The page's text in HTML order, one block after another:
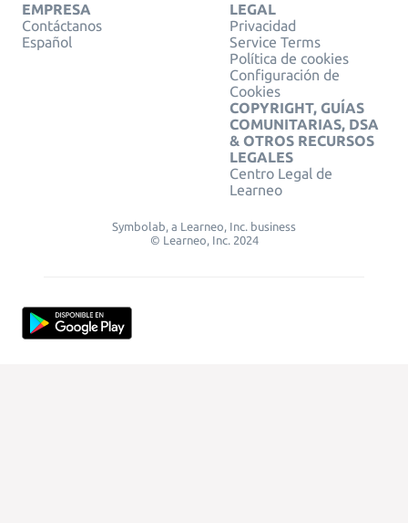
EMPRESA
Contáctanos
Español
LEGAL
Privacidad
Service Terms
Política de cookies
Configuración de
Cookies
COPYRIGHT, GUÍAS
COMUNITARIAS, DSA
& OTROS RECURSOS
LEGALES
Centro Legal de
Learneo
Symbolab, a Learneo, Inc. business
© Learneo, Inc. 2024